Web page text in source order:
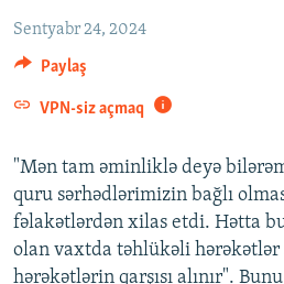
Axtarışa
keç
#ƏSLINDƏ
FƏRQƏ BAX
QANUNI DOĞRU
MULTIMEDIA
VIDEO
FOTOQALEREYA
RADIO ARXIV
OXU ZALI
HAQQIMIZDA
Sentyabr 24, 2024
Paylaş
VPN-siz açmaq
"Mən tam əminliklə deyə
quru sərhədlərimizin bağlı
fəlakətlərdən xilas etdi. Hətta
olan vaxtda təhlükəli hərəkətlər
hərəkətlərin qarşısı alınır".